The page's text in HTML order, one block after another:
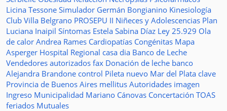
Licina Tessone Simulador Germán Bongianino Kinesiología
Club Villa Belgrano PROSEPU II Niñeces y Adolescencias Plan
Luciana Inaipil Síntomas Estela Sabina Díaz Ley 25.929 Ola
de calor Andrea Rames Cardiopatías Congénitas Mapa
Asperger Hospital Regional casa dia Banco de Leche
Vendedores autorizados fax Donación de leche banco
Alejandra Brandone control Pileta nuevo Mar del Plata clave
Provincia de Buenos Aires mellitus Autoridades imagen
Ingreso Municipalidad Mariano Cánovas Concertación TOAS
feriados Mutuales